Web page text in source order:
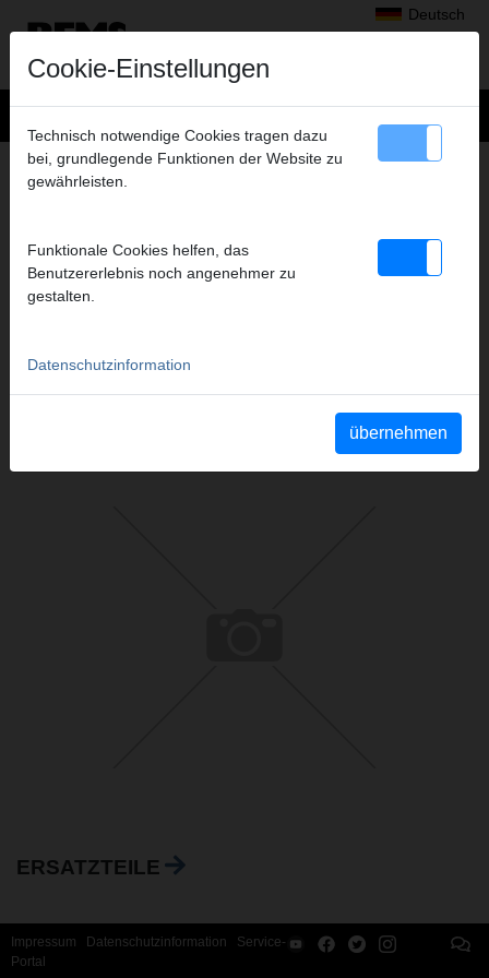
Deutsch
Produkte>Gewindeschneiden, Rollnuten >
Strehler Schneidbacken und Halter, Strehler Schneidbacken
STREHLER HSS +HALTER
NPSM 1/2-3/4, SATZ
Art.-Nr. 759367 RHSS
Katalogauszüge
Katalogauszug Strehler Schneidbacken und Halter, Strehler
ERSATZTEILE
Impressum Datenschutzinformation
Service-
Portal
Cookie-Einstellungen
Technisch notwendige Cookies tragen dazu
bei, grundlegende Funktionen der Website zu
gewährleisten.
Funktionale Cookies helfen, das
Benutzererlebnis noch angenehmer zu
gestalten.
Datenschutzinformation
übernehmen